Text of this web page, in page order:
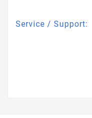
Service / Support: